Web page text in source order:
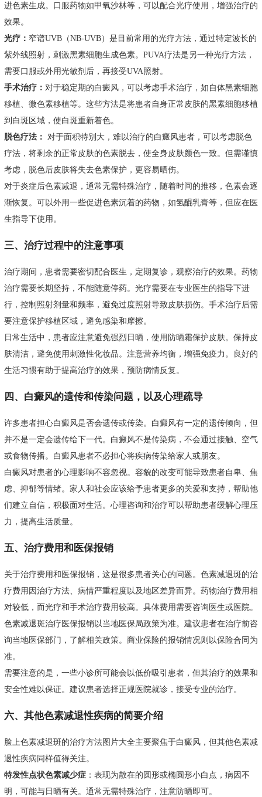
进色素生成。口服药物如甲氧沙林等，可以配合光疗使用，增强治疗的
效果。
光疗： 窄谱UVB（NB-UVB）是目前常用的光疗方法，通过特定波长的
紫外线照射，刺激黑素细胞生成色素。PUVA疗法是另一种光疗方法，
需要口服或外用光敏剂后，再接受UVA照射。
手术治疗： 对于稳定期的白癜风，可以考虑手术治疗，如自体黑素细胞
移植、微色素移植等。这些方法是将患者自身正常皮肤的黑素细胞移植
到白斑区域，使白斑重新着色。
脱色疗法： 对于面积特别大，难以治疗的白癜风患者，可以考虑脱色
疗法，将剩余的正常皮肤的色素脱去，使全身皮肤颜色一致。但需谨慎
考虑，脱色后皮肤将失去色素保护，更容易晒伤。
对于炎症后色素减退，通常无需特殊治疗，随着时间的推移，色素会逐
渐恢复。可以外用一些促进色素沉着的药物，如氢醌乳膏等，但应在医
生指导下使用。
三、治疗过程中的注意事项
治疗期间，患者需要密切配合医生，定期复诊，观察治疗的效果。药物
治疗需要长期坚持，不能随意停药。光疗需要在专业医生的指导下进
行，控制照射剂量和频率，避免过度照射导致皮肤损伤。手术治疗后需
要注意保护移植区域，避免感染和摩擦。
日常生活中，患者应注意避免强烈日晒，使用防晒霜保护皮肤。保持皮
肤清洁，避免使用刺激性化妆品。注意营养均衡，增强免疫力。良好的
生活习惯有助于提高治疗的效果，预防病情反复。
四、白癜风的遗传和传染问题，以及心理疏导
许多患者担心白癜风是否会遗传或传染。白癜风有一定的遗传倾向，但
并不是一定会遗传给下一代。白癜风不是传染病，不会通过接触、空气
或食物传播。白癜风患者不必担心将疾病传染给家人或朋友。
白癜风对患者的心理影响不容忽视。容貌的改变可能导致患者自卑、焦
虑、抑郁等情绪。家人和社会应该给予患者更多的关爱和支持，帮助他
们建立自信，积极面对生活。心理咨询和治疗可以帮助患者缓解心理压
力，提高生活质量。
五、治疗费用和医保报销
关于治疗费用和医保报销，这是很多患者关心的问题。色素减退斑的治
疗费用因治疗方法、病情严重程度以及地区差异而异。药物治疗费用相
对较低，而光疗和手术治疗费用较高。具体费用需要咨询医生或医院。
色素减退斑治疗医保报销以当地医保局政策为准。建议患者在治疗前咨
询当地医保部门，了解相关政策。商业保险的报销情况则以保险合同为
准。
需要注意的是，一些小诊所可能会以低价吸引患者，但其治疗的效果和
安全性难以保证。建议患者选择正规医院就诊，接受专业的治疗。
六、其他色素减退性疾病的简要介绍
脸上色素减退斑的治疗方法图片大全主要聚焦于白癜风，但其他色素减
退性疾病同样值得关注。
特发性点状色素减少症：表现为散在的圆形或椭圆形小白点，病因不
明，可能与日晒有关。通常无需特殊治疗，注意防晒即可。